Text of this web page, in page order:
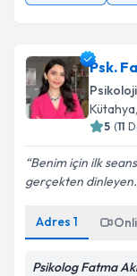
Psk.
Psikoloji
Kütahya
5 (11
Benim için ilk
gerçekten
Adres 1
Psikolog Fatma